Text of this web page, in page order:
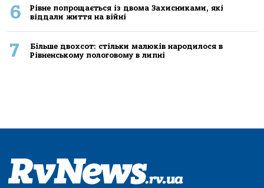
6
Рівне попрощається із двома Захисниками, які
віддали життя на війні
7
Більше двохсот: стільки малюків народилося в
Рівненському пологовому в липні